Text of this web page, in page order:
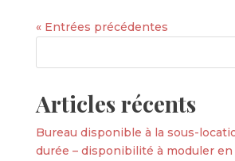
« Entrées précédentes
Articles récents
Bureau disponible à la sous-
durée – disponibilité à moduler